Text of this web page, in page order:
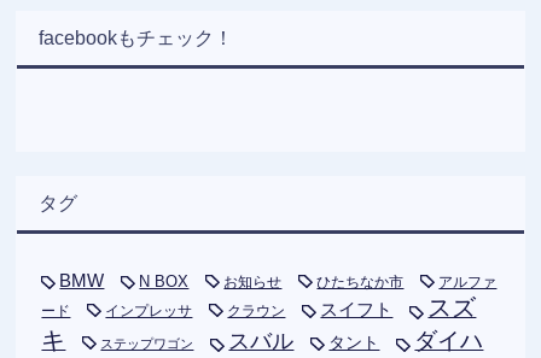
facebookもチェック！
タグ
BMW N BOX お知らせ ひたちなか市
アルファ
ード
インプレッサ クラウン スイフト
スズ
キ
ステップワゴン スバル タント
ダイハ